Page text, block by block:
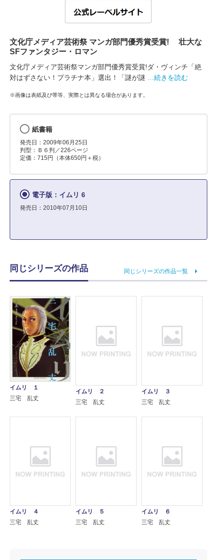
文化庁メディア芸術祭 マンガ部門優秀賞受賞! 壮大な
SFファンタジー・ロマン
文化庁メディア芸術祭マンガ部門優秀賞受賞!ダ・ヴィンチ「絶
対はずさない！プラチナ本」選出！「謎が謎
…続きを読む
※画像は表紙及び帯等、実際とは異なる場合があります。
紙書籍
発売日：2009年06月25日
判型：Ｂ６判／226ページ
定価：715円（本体650円＋税）
電子版：イムリ 6
発売日：2010年07月10日
同じシリーズの作品 同じシリーズの作品一覧
イムリ １
三宅 乱丈
イムリ ２
三宅 乱丈
イムリ ３
三宅 乱丈
イムリ ４
三宅 乱丈
イムリ ５
三宅 乱丈
イムリ ６
三宅 乱丈